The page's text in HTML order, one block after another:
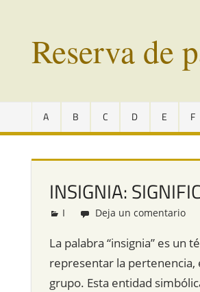
contenidoReserva de
en
vías
extinción
A B C D E F
INSIGNIA:
Redacción
I Deja un comentario
La palabra “insignia” es
representar la pertenencia,
grupo. Esta entidad